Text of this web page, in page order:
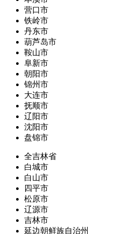
营口市
铁岭市
丹东市
葫芦岛市
鞍山市
阜新市
朝阳市
锦州市
大连市
抚顺市
辽阳市
沈阳市
盘锦市
全吉林省
白城市
白山市
四平市
松原市
辽源市
吉林市
延边朝鲜族自治州